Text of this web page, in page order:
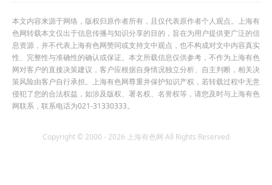
本文内容来源于网络，版权归原作者所有，且仅代表原作者个人观点。上海有
色网转载本文仅出于信息传播与知识分享的目的，旨在为用户提供更广泛的信
息资源，并不代表上海有色网赞同或支持文中观点，也不构成对文中内容真实
性、完整性与准确性的确认或保证。本文所载信息仅供参考，不作为上海有色
网对客户的直接决策建议，客户应根据自身情况独立分析、自主判断，相关决
策风险由客户自行承担。上海有色网尊重并保护知识产权，若转载过程中无意
侵犯了您的合法权益，如涉及版权、署名权、名誉权等，请您及时与上海有色
网联系，联系电话为021-31330333。
Copyright © 2000 - 2026 上海有色网 All Rights Reserved